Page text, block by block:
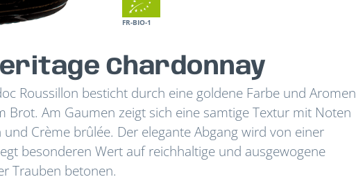
FR-BIO-1
Chardonnay
Roussillon besticht durch eine goldene Farbe und Aromen
Brot. Am Gaumen zeigt sich eine samtige Textur mit Noten
Crème brûlée. Der elegante Abgang wird von einer
besonderen Wert auf reichhaltige und ausgewogene
Trauben betonen.